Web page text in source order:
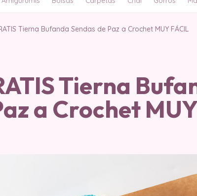
Tierna Bufanda Sendas de Paz a Crochet MUY FÁCIL
Tierna
a Crochet